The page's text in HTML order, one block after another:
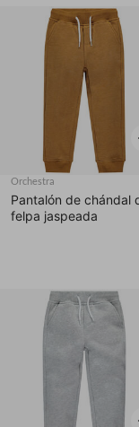
Orchestra
Pantalón de chándal
felpa jaspeada